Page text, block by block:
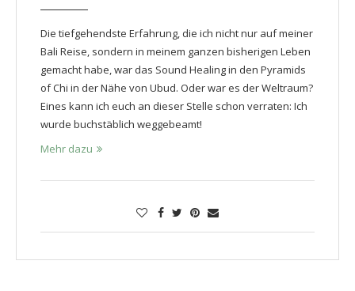
Die tiefgehendste Erfahrung, die ich nicht nur auf meiner
Bali Reise, sondern in meinem ganzen bisherigen Leben
gemacht habe, war das Sound Healing in den Pyramids
of Chi in der Nähe von Ubud. Oder war es der Weltraum?
Eines kann ich euch an dieser Stelle schon verraten: Ich
wurde buchstäblich weggebeamt!
Mehr dazu